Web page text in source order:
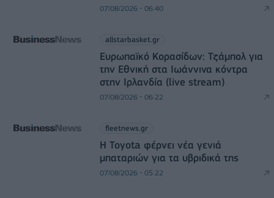
07/08/2026 - 06:40
allstarbasket.gr
Ευρωπαϊκό Κορασίδων: Τζάμπολ για
την Εθνική στα Ιωάννινα κόντρα
στην Ιρλανδία (live stream)
07/08/2026 - 06:22
fleetnews.gr
Η Toyota φέρνει νέα γενιά
μπαταριών για τα υβριδικά της
07/08/2026 - 05:22